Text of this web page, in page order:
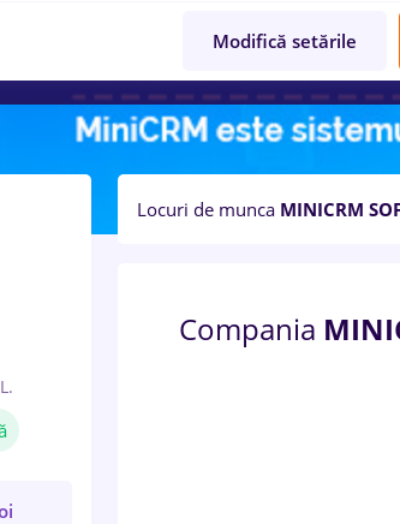
Locuri de munca MINICRM
Compania
Modifică setările